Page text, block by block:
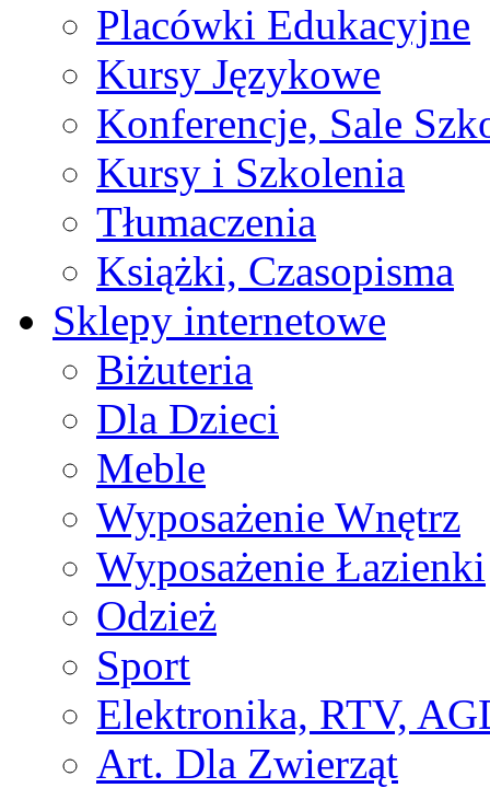
Placówki Edukacyjne
Kursy Językowe
Konferencje, Sale
Kursy i Szkolenia
Tłumaczenia
Książki, Czasopisma
Sklepy internetowe
Biżuteria
Dla Dzieci
Meble
Wyposażenie Wnętrz
Wyposażenie Łazienki
Odzież
Sport
Elektronika, RTV,
Art. Dla Zwierząt